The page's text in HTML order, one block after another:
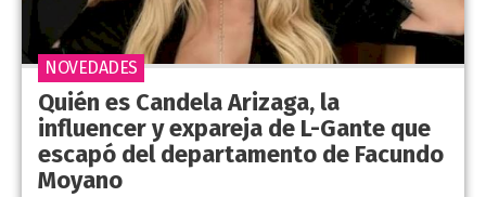
Quién es Candela Arizaga, la
influencer y expareja de L-Gante que
escapó del departamento de Facundo
Moyano
NOVEDADES